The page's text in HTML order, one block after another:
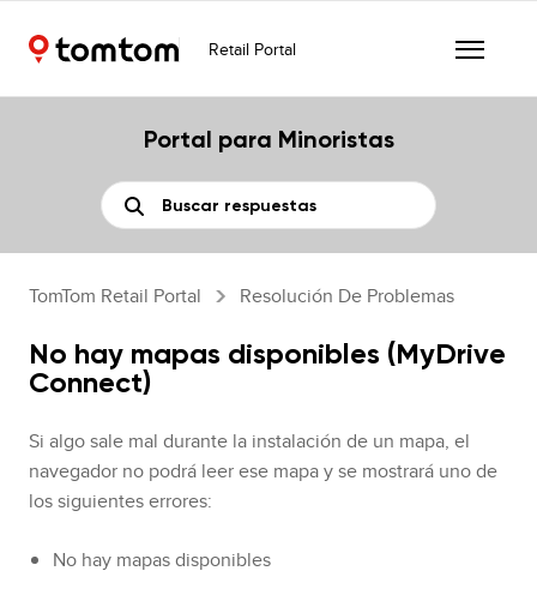
Retail Portal
Portal para Minoristas
TomTom Retail Portal Resolución De Problemas
No hay mapas disponibles (MyDrive
Connect)
Si algo sale mal durante la instalación de un mapa, el
navegador no podrá leer ese mapa y se mostrará uno de
los siguientes errores:
No hay mapas disponibles